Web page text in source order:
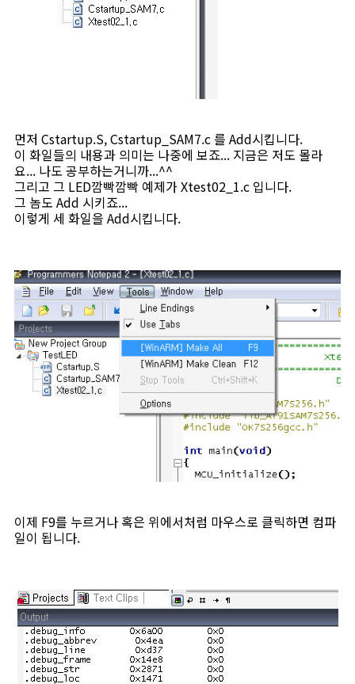
먼저 Cstartup.S, Cstartup_SAM7.c 를 Add시킵니다.
이 화일들의 내용과 의미는 나중에 보죠... 지금은 저도 몰라
요... 나도 공부하는거니까...^^
그리고 그 LED깜빡깜빡 예제가 Xtest02_1.c 입니다.
그 놈도 Add 시키죠...
이렇게 세 화일을 Add시킵니다.
이제 F9를 누르거나 혹은 위에서처럼 마우스로 클릭하면 컴파
일이 됩니다.